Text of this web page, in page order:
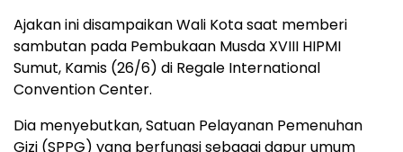
Ajakan ini disampaikan Wali Kota saat memberi
sambutan pada Pembukaan Musda XVIII HIPMI
Sumut, Kamis (26/6) di Regale International
Convention Center.
Dia menyebutkan, Satuan Pelayanan Pemenuhan
Gizi (SPPG) yang berfungsi sebagai dapur umum